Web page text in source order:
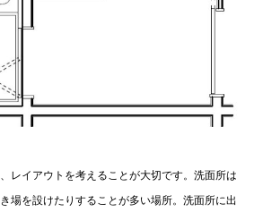
レイアウトを考えることが大切です。洗面所は
場を設けたりすることが多い場所。洗面所に出